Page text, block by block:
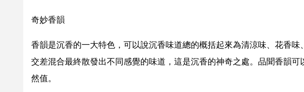
奇妙香韻
香韻是沉香的一大特色，可以說沉香味道總的概括起來為清涼味、花香
交差混合最終散發出不同感覺的味道，這是沉香的神奇之處。品聞香韻
然值。